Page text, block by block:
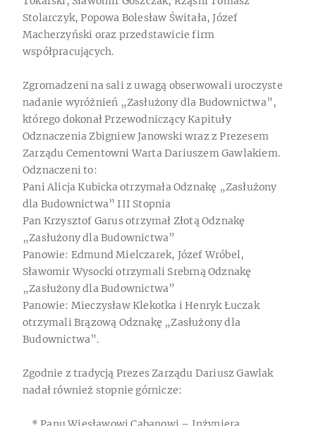
Stolarczyk, Popowa Bolesław Świtała, Józef
Macherzyński oraz przedstawicie firm
współpracujących.
Zgromadzeni na sali z uwagą obserwowali uroczyste
nadanie wyróżnień „Zasłużony dla Budownictwa”,
którego dokonał Przewodniczący Kapituły
Odznaczenia Zbigniew Janowski wraz z Prezesem
Zarządu Cementowni Warta Dariuszem Gawlakiem.
Odznaczeni to:
Pani Alicja Kubicka otrzymała Odznakę „Zasłużony
dla Budownictwa” III Stopnia
Pan Krzysztof Garus otrzymał Złotą Odznakę
„Zasłużony dla Budownictwa”
Panowie: Edmund Mielczarek, Józef Wróbel,
Sławomir Wysocki otrzymali Srebrną Odznakę
„Zasłużony dla Budownictwa”
Panowie: Mieczysław Klekotka i Henryk Łuczak
otrzymali Brązową Odznakę „Zasłużony dla
Budownictwa”.
Zgodnie z tradycją Prezes Zarządu Dariusz Gawlak
nadał również stopnie górnicze: